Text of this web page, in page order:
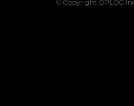
© Copyright OPLOG